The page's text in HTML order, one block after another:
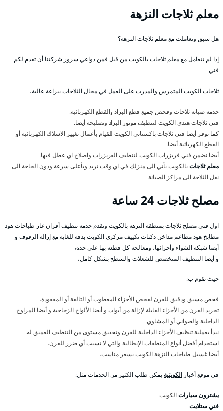
معلم ثلاجات النزهة
هل سبق وتعاملت مع معلم ثلاجات النزهة؟
إذا لم تتعامل مع معلم ثلاجات بالكويت من قبل فمن دواعي سرور شركتنا أن تقدم لكم
فني
ثلاجات الكويت المتمرس والمدرب على العمل في مجال الثلاجات ببراعة عالية،
خدمة صيانة ثلاجات وفحص جميع قطع البراد والقطع الكهربائية.
فني ثلاجات هندي الكويت لتنظيف موتور البراد وتصليحه أيضا.
كما نوفر أيضا فني ثلاجات باكستاني الكويت للقيام بأعمال تغيير الاسلاك الكهربائية أو
القطع الكهربائية أيضا.
أيضا نضمن فني فريزرات الكويت لتنظيف الفريزرات واصلاح اي عطل فيها.
معلم ثلاجاتبالكويت يأتي الى منزلك في اي وقت تريد وبأعلى سرعة ودون الحاجة الى
نقل الثلاجة الى مراكز الصيانة
مصلح ثلاجات 24 ساعة
اول فني مصلح ثلاجات بمنطقة النزهة بالكويت ونقدم خدمة تنظيف أفران غاز طباخات هود
مطابخ هود مطاعم مداخن دكتات تكييف مركزي الكويت بدقة للغاية مع إزالة الرفوف و
أيضا شبكة الشواء وأجزائها، ومعالجة كل قطعة بها على حدة،
و أيضا التنظيف المتخصص للشعلات والسطح بشكل كامل،
حيث نقوم ب:
فحص مسبق ودقيق للفرن لفحص الأجزاء المعطوب أو التالفة أو المفقودة.
تجريد الفرن من الأجزاء القابلة لإزالة من أبواب و أيضا الألواح الزجاجية و أيضا المراوح
الداخلية والصواني أو المشاوي.
نبدأ بعملية تنظيف الأجزاء الداخلية للفرن وتحقيق مستوى من التنظيف العميق له.
استخدام أفضل أنواع المنظفات الإيطالية والتي لا تسبب أي ضرر للفرن.
أيضا غسيل طباخات النزهة الكويت بسعر مناسب.
في موقع أخبار الكويتية يمكن طلب الكثير من الخدمات مثل:
يشترون سياراتالكويت
فني ستلايت